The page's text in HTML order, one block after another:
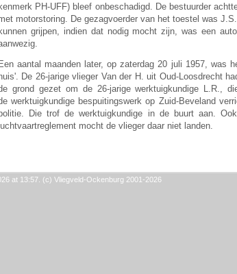
kenmerk PH-UFF) bleef onbeschadigd. De bestuurder
motorstoring. De gezagvoerder van het toestel was
kunnen grijpen, indien dat nodig mocht zijn, was een
Een aantal maanden later, op zaterdag 20 juli 1957, was
huis'. De 26-jarige vlieger Van der H. uit Oud-Loosdrecht
grond gezet om de 26-jarige werktuigkundige L.R.,
werktuigkundige bespuitingswerk op Zuid-Beveland
Die trof de werktuigkundige in de buurt aan.
luchtvaartreglement mocht de vlieger daar niet landen.
at 13:57. (c) Vliegveld-Ockenburg 2001-2026